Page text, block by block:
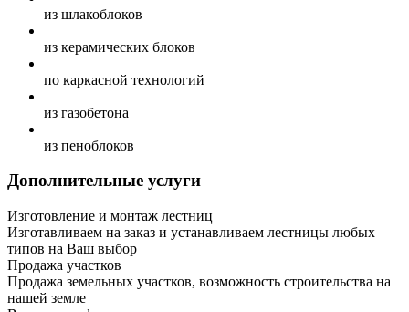
из шлакоблоков
из керамических блоков
по каркасной технологий
из газобетона
из пеноблоков
Дополнительные услуги
Изготовление и монтаж лестниц
Изготавливаем на заказ и устанавливаем лестницы любых
типов на Ваш выбор
Продажа участков
Продажа земельных участков, возможность строительства на
нашей земле